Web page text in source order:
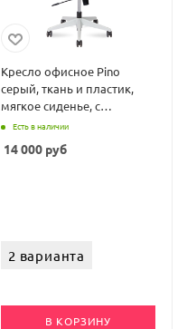
Кресло офисное Pino
серый, ткань и пластик,
мягкое сиденье, с
подлокотниками
Есть в наличии
14 000 руб
2 варианта
В КОРЗИНУ